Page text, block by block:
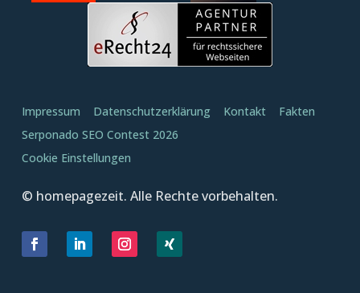
Impressum Datenschutzerklärung Kontakt
Fakten
Serponado SEO Contest 2026
Cookie Einstellungen
© homepagezeit. Alle Rechte vorbehalten.